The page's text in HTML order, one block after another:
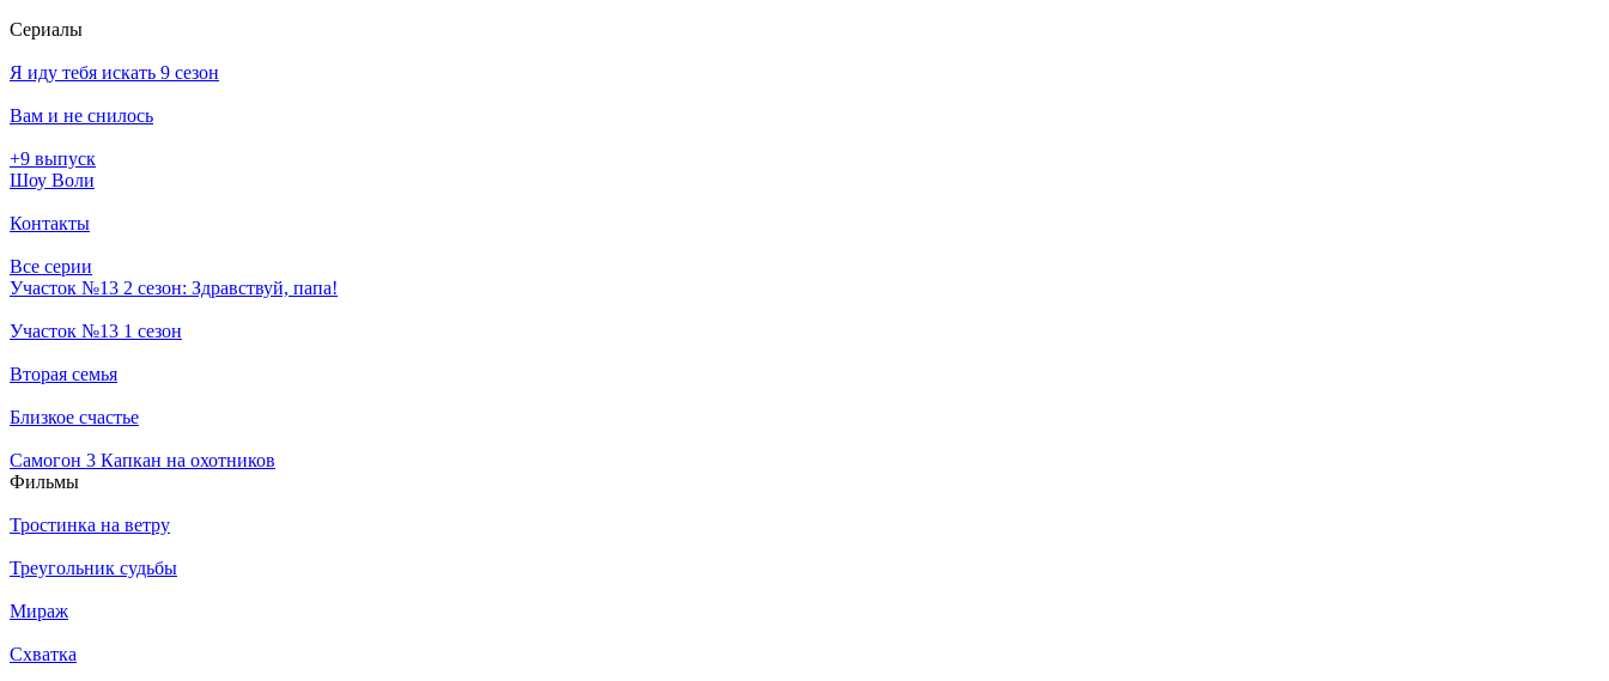
Се­риа­лы
Я иду тебя искать 9 сезон
Вам и не снилось
+9 выпуск
Шоу Воли
Контакты
Все серии
Участок №13 2 сезон: Здравствуй, папа!
Участок №13 1 сезон
Вторая семья
Близкое счастье
Самогон 3 Капкан на охотников
Филь­мы
Тростинка на ветру
Треугольник судьбы
Мираж
Схватка